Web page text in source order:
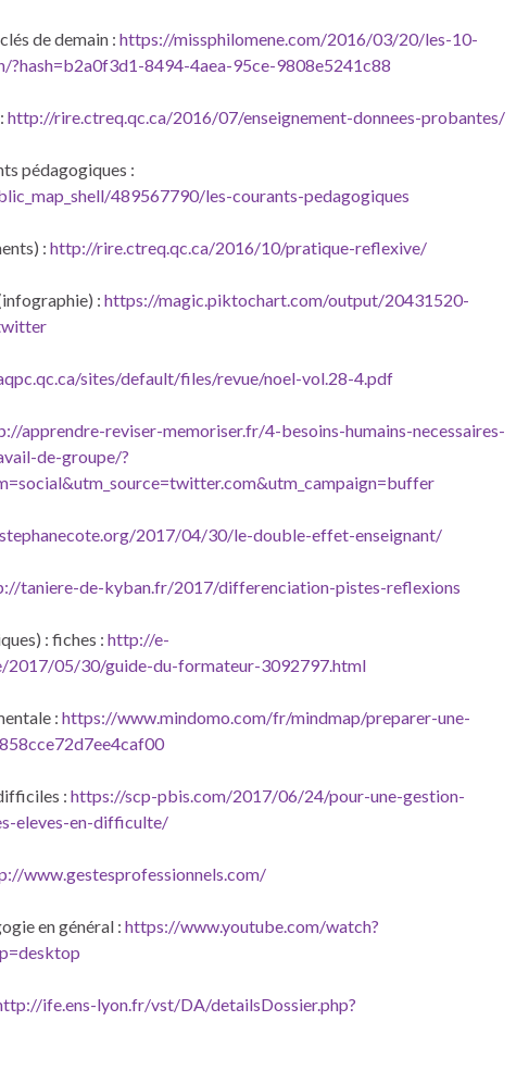
de demain : https://missphilomene.com/2016/03/20/les-10-
?hash=b2a0f3d1-8494-4aea-95ce-9808e5241c88
http://rire.ctreq.qc.ca/2016/07/enseignement-donnees-probantes/
pédagogiques :
489567790/les-courants-pedagogiques
: http://rire.ctreq.qc.ca/2016/10/pratique-reflexive/
: https://magic.piktochart.com/output/20431520-
sites/default/files/revue/noel-vol.28-4.pdf
apprendre-reviser-memoriser.fr/4-besoins-humains-necessaires-
de-groupe/?
2017/04/30/le-double-effet-enseignant/
taniere-de-kyban.fr/2017/differenciation-pistes-reflexions
: fiches : http://e-
2017/05/30/guide-du-formateur-3092797.html
: https://www.mindomo.com/fr/mindmap/preparer-une-
: https://scp-pbis.com/2017/06/24/pour-une-gestion-
eleves-en-difficulte/
www.gestesprofessionnels.com/
en général : https://www.youtube.com/watch?
ife.ens-lyon.fr/vst/DA/detailsDossier.php?